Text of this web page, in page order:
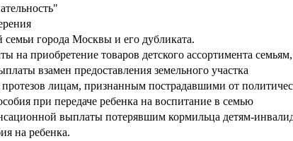
города Москвы и его дубликата.
на приобретение товаров детского ассортимента
взамен предоставления земельного участка
лицам, признанным пострадавшими от
при передаче ребенка на воспитание в семью
выплаты потерявшим кормильца детям-
на ребенка.